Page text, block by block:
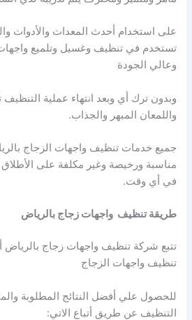
على استخدام أحدث المعدات والأدوات
تستخدم في تنظيف وغسيل وتلميع
وعالي الجودة
وبدون ترك أي وبعد انتهاء عملية
واللمعان المبهر والجذاب.
جميع خدمات تنظيف واجهات الزجاج
مناسبة ورخيصة وغير مكلفة على
في أي وقت.
طريقة تنظيف واجهات زجاج بالرياض
تتبع شركة تنظيف واجهات زجاج
تنظيف واجهات الزجاج
للحصول علي أفضل النتائج المطلوبة
التنظيف عن طريق أتباع الاتي: